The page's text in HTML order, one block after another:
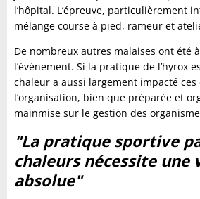
l’hôpital. L’épreuve, particulièrement
mélange course à pied, rameur et
De nombreux autres malaises ont été
l’évènement. Si la pratique de l’hyrox
chaleur a aussi largement impacté ces
l’organisation, bien que préparée et
mainmise sur le gestion des
"La pratique sportive
chaleurs nécessite une
absolue"